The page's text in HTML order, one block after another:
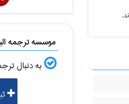
موسسه ترجمه
به دنبال